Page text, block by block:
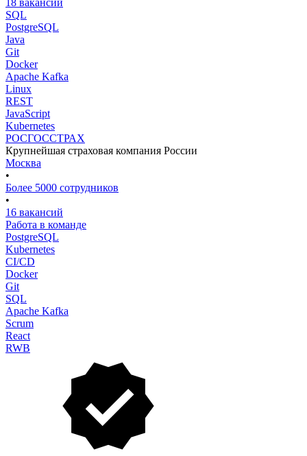
SQL
PostgreSQL
Java
Git
Docker
Apache Kafka
Linux
REST
JavaScript
Kubernetes
РОСГОССТРАХ
Крупнейшая страховая компания России
Москва
•
Более 5000 сотрудников
•
16 вакансий
Работа в команде
PostgreSQL
Kubernetes
CI/CD
Docker
Git
SQL
Apache Kafka
Scrum
React
RWB